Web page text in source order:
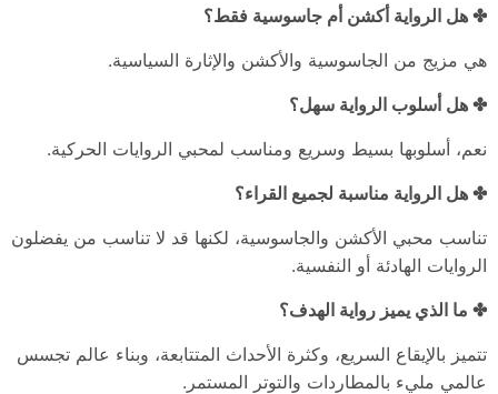
✤ هل الرواية أكشن أم جاسوسية فقط؟
هي مزيج من الجاسوسية والأكشن والإثارة السياسية.
✤ هل أسلوب الرواية سهل؟
نعم، أسلوبها بسيط وسريع ومناسب لمحبي الروايات الحركية.
✤ هل الرواية مناسبة لجميع القراء؟
تناسب محبي الأكشن والجاسوسية، لكنها قد لا تناسب من يفضلون
الروايات الهادئة أو النفسية.
✤ ما الذي يميز رواية الهدف؟
تتميز بالإيقاع السريع، وكثرة الأحداث المتتابعة، وبناء عالم تجسس
عالمي مليء بالمطاردات والتوتر المستمر.